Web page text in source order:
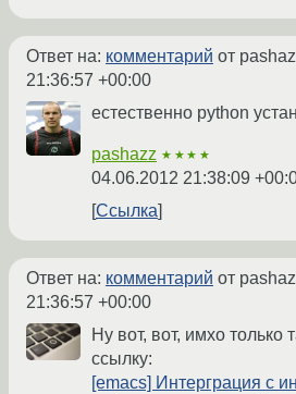
Ответ на: комментарий от
21:36:57 +00:00
естественно python
pashazz ★★★★
04.06.2012 21:38:09
Ссылка
Ответ на: комментарий от
21:36:57 +00:00
Ну вот, вот, имхо только
ссылку:
[emacs] Интерграция с